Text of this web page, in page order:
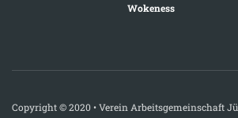
Wokeness
Copyright © 2020 • Verein Arbeitsgemeinschaft